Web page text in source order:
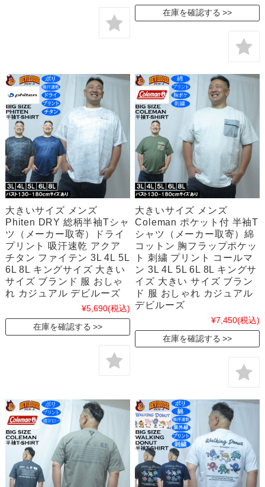
在庫を確認する
大きいサイズ メンズ
Phiten DRY 総柄半袖Tシャ
ツ（メーカー取寄）ドライ
プリント 吸汗速乾 アクア
チタン ファイテン 3L 4L 5L
6L 8L キングサイズ 大きい
サイズ ブランド 服 おしゃ
れ カジュアル デビルーズ
¥5,690(税込)
在庫を確認する
大きいサイズ メンズ
Coleman ポケット付 半袖T
シャツ（メーカー取寄）綿
コットン 胸フラップポケッ
ト 刺繍 プリント コールマ
ン 3L 4L 5L 6L 8L キングサ
イズ 大きい サイズ ブラン
ド 服 おしゃれ カジュアル
デビルーズ
¥7,450(税込)
在庫を確認する